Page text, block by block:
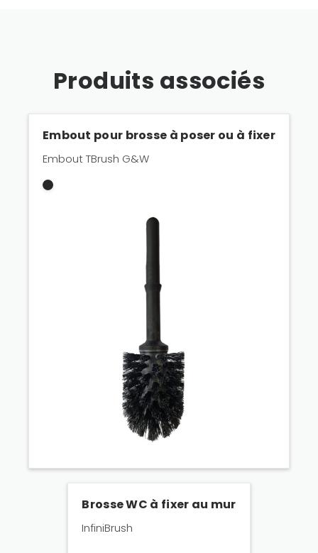
Produits associés
Embout pour brosse à poser ou à fixer
Embout TBrush G&W
Brosse WC à fixer au mur
InfiniBrush